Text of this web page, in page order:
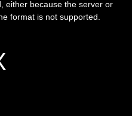
either because the server or
format is not supported.